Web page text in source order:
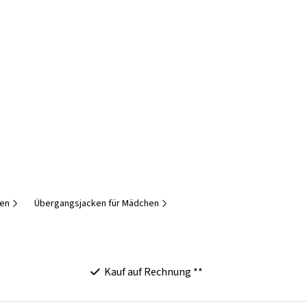
Übergangsjacken für Mädchen
Kauf auf Rechnung **